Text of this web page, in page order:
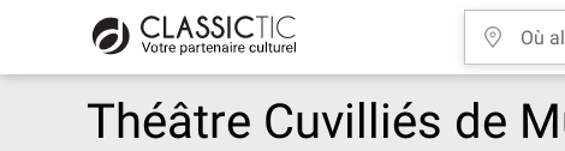
Théâtre Cuvilliés de